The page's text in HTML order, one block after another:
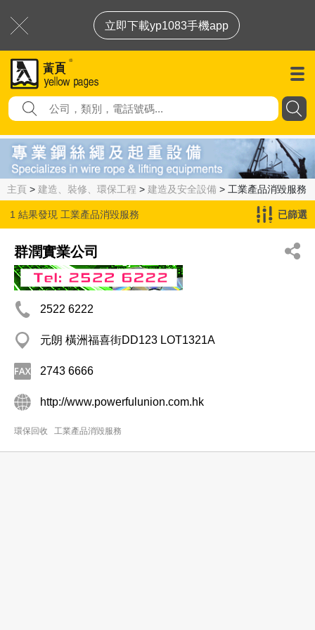
立即下載yp1083手機app
主頁 > 建造、裝修、環保工程 > 建造及安全設備 > 工業產品消毀服務
1 結果發現 工業產品消毀服務 已篩選
群潤實業公司
2522 6222
元朗 橫洲福喜街DD123 LOT1321A
2743 6666
http://www.powerfulunion.com.hk
環保回收 工業產品消毀服務